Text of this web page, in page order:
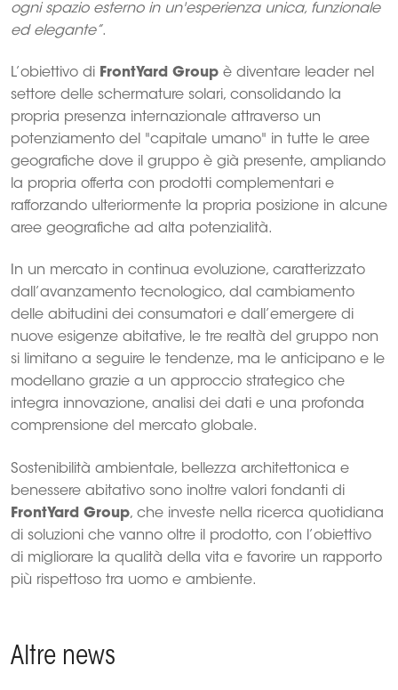
ogni spazio esterno in un'esperienza unica, funzionale
ed elegante”.
L’obiettivo di FrontYard Group è diventare leader nel
settore delle schermature solari, consolidando la
propria presenza internazionale attraverso un
potenziamento del "capitale umano" in tutte le aree
geografiche dove il gruppo è già presente, ampliando
la propria offerta con prodotti complementari e
rafforzando ulteriormente la propria posizione in alcune
aree geografiche ad alta potenzialità.
In un mercato in continua evoluzione, caratterizzato
dall’avanzamento tecnologico, dal cambiamento
delle abitudini dei consumatori e dall’emergere di
nuove esigenze abitative, le tre realtà del gruppo non
si limitano a seguire le tendenze, ma le anticipano e le
modellano grazie a un approccio strategico che
integra innovazione, analisi dei dati e una profonda
comprensione del mercato globale.
Sostenibilità ambientale, bellezza architettonica e
benessere abitativo sono inoltre valori fondanti di
FrontYard Group, che investe nella ricerca quotidiana
di soluzioni che vanno oltre il prodotto, con l’obiettivo
di migliorare la qualità della vita e favorire un rapporto
più rispettoso tra uomo e ambiente.
Altre news